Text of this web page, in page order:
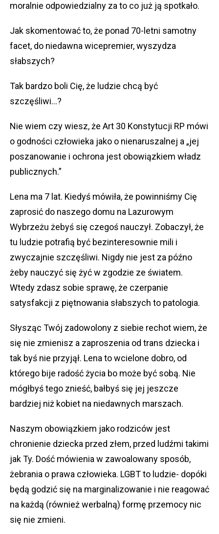
moralnie odpowiedzialny za to co już ją spotkało.
Jak skomentować to, że ponad 70-letni samotny
facet, do niedawna wicepremier, wyszydza
słabszych?
Tak bardzo boli Cię, że ludzie chcą być
szczęśliwi…?
Nie wiem czy wiesz, że Art 30 Konstytucji RP mówi
o godności człowieka jako o nienaruszalnej a „jej
poszanowanie i ochrona jest obowiązkiem władz
publicznych.”
Lena ma 7 lat. Kiedyś mówiła, że powinniśmy Cię
zaprosić do naszego domu na Lazurowym
Wybrzeżu żebyś się czegoś nauczył. Zobaczył, że
tu ludzie potrafią być bezinteresownie mili i
zwyczajnie szczęśliwi. Nigdy nie jest za późno
żeby nauczyć się żyć w zgodzie ze światem.
Wtedy zdasz sobie sprawę, że czerpanie
satysfakcji z piętnowania słabszych to patologia.
Słysząc Twój zadowolony z siebie rechot wiem, że
się nie zmienisz a zaproszenia od trans dziecka i
tak byś nie przyjął. Lena to wcielone dobro, od
którego bije radość życia bo może być sobą. Nie
mógłbyś tego znieść, bałbyś się jej jeszcze
bardziej niż kobiet na niedawnych marszach.
Naszym obowiązkiem jako rodziców jest
chronienie dziecka przed złem, przed ludźmi takimi
jak Ty. Dość mówienia w zawoalowany sposób,
żebrania o prawa człowieka. LGBT to ludzie- dopóki
będą godzić się na marginalizowanie i nie reagować
na każdą (również werbalną) formę przemocy nic
się nie zmieni.